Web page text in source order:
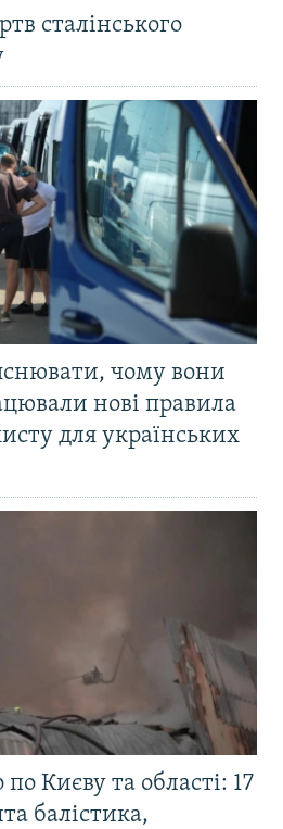
сталінського
чому вони
нові правила
для українських
Києву та області: 17
балістика,